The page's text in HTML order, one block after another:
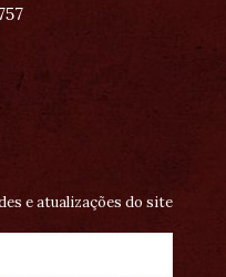
e atualizações do site